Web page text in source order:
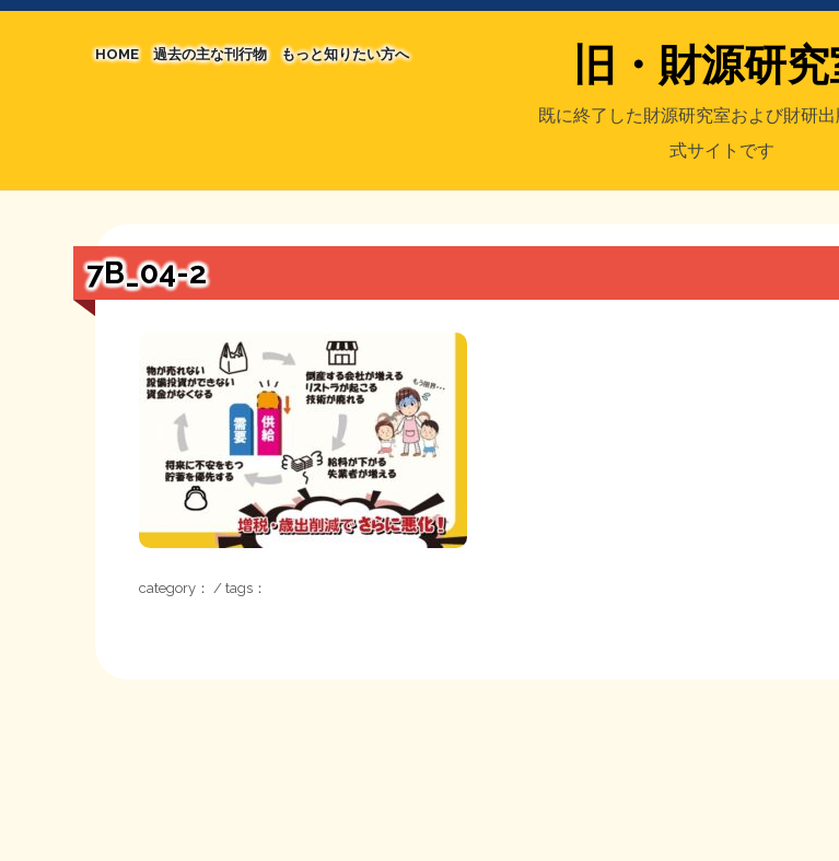
HOME 過去の主な刊行物 もっと知りたい方へ 旧・財源研
既に終了した財源研究室および財研
式サイトです
7B_04-2
category： / tags：